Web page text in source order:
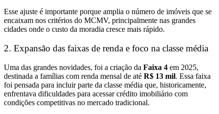
Esse ajuste é importante porque amplia o número de imóveis que se
encaixam nos critérios do MCMV, principalmente nas grandes
cidades onde o custo da moradia cresce mais rápido.
2. Expansão das faixas de renda e foco na classe média
Uma das grandes novidades, foi a criação da Faixa 4 em 2025,
destinada a famílias com renda mensal de até R$ 13 mil. Essa faixa
foi pensada para incluir parte da classe média que, historicamente,
enfrentava dificuldades para acessar crédito imobiliário com
condições competitivas no mercado tradicional.